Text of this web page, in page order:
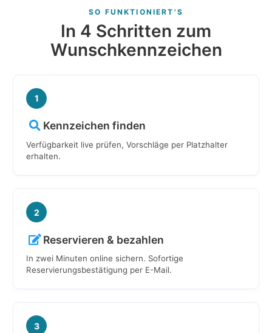
SO FUNKTIONIERT'S
In 4 Schritten zum
Wunschkennzeichen
1
Kennzeichen finden
Verfügbarkeit live prüfen, Vorschläge per Platzhalter
erhalten.
2
Reservieren & bezahlen
In zwei Minuten online sichern. Sofortige
Reservierungsbestätigung per E-Mail.
3